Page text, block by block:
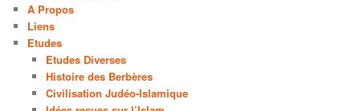
A Propos
Liens
Etudes
Etudes Diverses
Histoire des Berbères
Civilisation Judéo-Islamique